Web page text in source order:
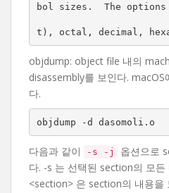
bol sizes.  The options
t), octal, decimal,
objdump: object file 내의
disassembly를 보인다.
다.
objdump -d dasomoli.o
다음과 같이 -s -j
옵션으로
다. -s 는 선택된 section의 모
<section> 은 section의 내용을